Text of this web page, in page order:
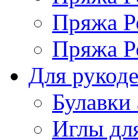
Пряжа
Пряжа
Для
Булавки
Иглы